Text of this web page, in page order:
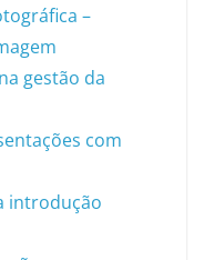
–
gestão da
com
introdução